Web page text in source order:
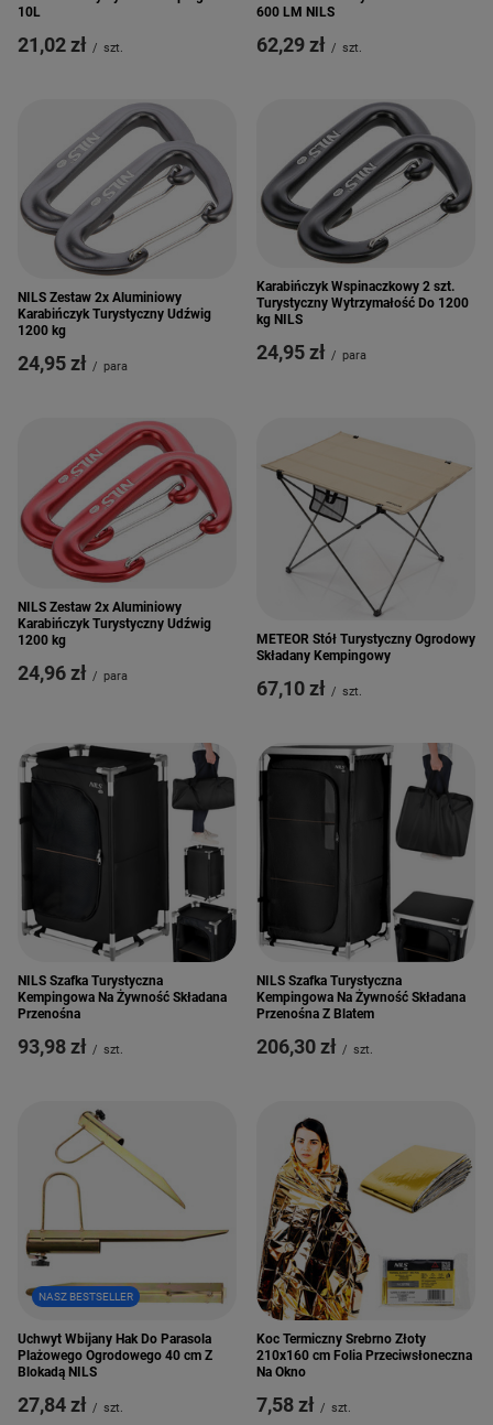
10L
21,02 zł / szt.
600 LM NILS
62,29 zł / szt.
NILS Zestaw 2x Aluminiowy
Karabińczyk Turystyczny Udźwig
1200 kg
24,95 zł / para
Karabińczyk Wspinaczkowy 2 szt.
Turystyczny Wytrzymałość Do 1200
kg NILS
24,95 zł / para
NILS Zestaw 2x Aluminiowy
Karabińczyk Turystyczny Udźwig
1200 kg
24,96 zł / para
METEOR Stół Turystyczny Ogrodowy
Składany Kempingowy
67,10 zł / szt.
NILS Szafka Turystyczna
Kempingowa Na Żywność Składana
Przenośna
93,98 zł / szt.
NILS Szafka Turystyczna
Kempingowa Na Żywność Składana
Przenośna Z Blatem
206,30 zł / szt.
NASZ BESTSELLER
Uchwyt Wbijany Hak Do Parasola
Plażowego Ogrodowego 40 cm Z
Blokadą NILS
27,84 zł / szt.
Koc Termiczny Srebrno Złoty
210x160 cm Folia Przeciwsłoneczna
Na Okno
7,58 zł / szt.